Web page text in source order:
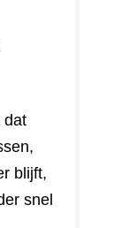
dat
blijft,
snel